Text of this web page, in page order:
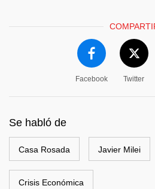
Facebook Twitter
Se habló de
Casa Rosada Javier Milei
Crisis Económica